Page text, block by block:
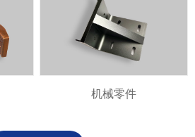
机械零件